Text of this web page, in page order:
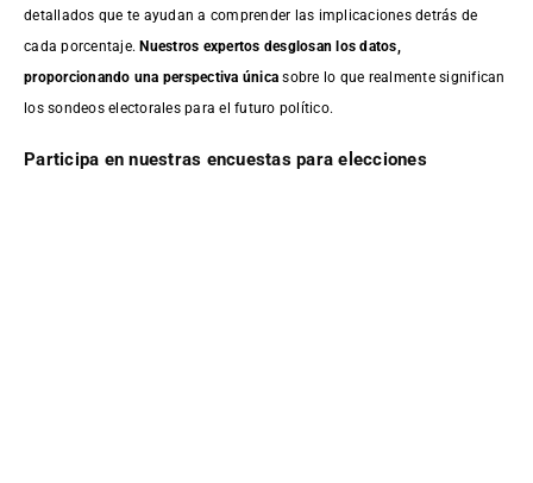
detallados que te ayudan a comprender las implicaciones detrás de
cada porcentaje.Nuestros expertos desglosan los datos,
proporcionando una perspectiva única sobre lo que realmente significan
los sondeos electorales para el futuro político.
Participa en nuestras encuestas para elecciones